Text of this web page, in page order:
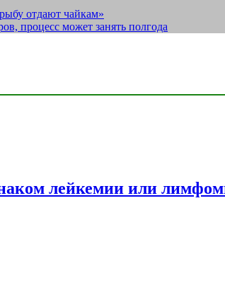
отдают чайкам»
процесс может занять полгода
лейкемии или